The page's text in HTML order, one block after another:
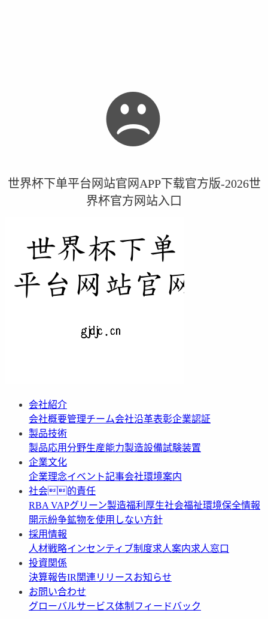
世界杯下单平台网站官网APP下载官方版-2026世
界杯官方网站入口
会社紹介
会社概要管理チーム会社沿革表彰企業認証
製品技術
製品応用分野生産能力製造設備試験装置
企業文化
企業理念イベント記事会社環境案内
社会的責任
RBA VAPグリーン製造福利厚生社会福祉環境保全情報
開示紛争鉱物を使用しない方針
採用情報
人材戦略インセンティブ制度求人案内求人窓口
投資関係
決算報告IR関連リリースお知らせ
お問い合わせ
グローバルサービス体制 フィードバック